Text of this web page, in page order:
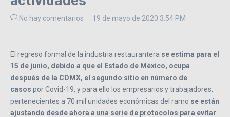
No hay comentarios 19 de mayo de 2020 3:54 PM
El regreso formal de la industria restaurantera se estima para el
15 de junio, debido a que el Estado de México, ocupa
después de la CDMX, el segundo sitio en número de
casos por Covid-19, y para ello los empresarios y trabajadores,
pertenecientes a 70 mil unidades económicas del ramo se están
ajustando desde ahora a una serie de protocolos para evitar